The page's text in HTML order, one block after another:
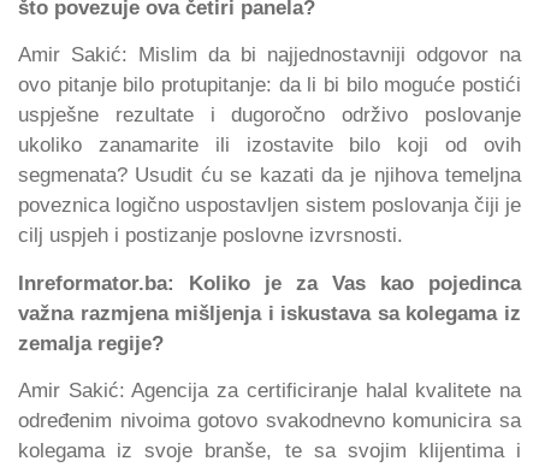
što povezuje ova četiri panela?
Amir Sakić: Mislim da bi najjednostavniji odgovor na
ovo pitanje bilo protupitanje: da li bi bilo moguće postići
uspješne rezultate i dugoročno održivo poslovanje
ukoliko zanamarite ili izostavite bilo koji od ovih
segmenata? Usudit ću se kazati da je njihova temeljna
poveznica logično uspostavljen sistem poslovanja čiji je
cilj uspjeh i postizanje poslovne izvrsnosti.
Inreformator.ba: Koliko je za Vas kao pojedinca
važna razmjena mišljenja i iskustava sa kolegama iz
zemalja regije?
Amir Sakić: Agencija za certificiranje halal kvalitete na
određenim nivoima gotovo svakodnevno komunicira sa
kolegama iz svoje branše, te sa svojim klijentima i